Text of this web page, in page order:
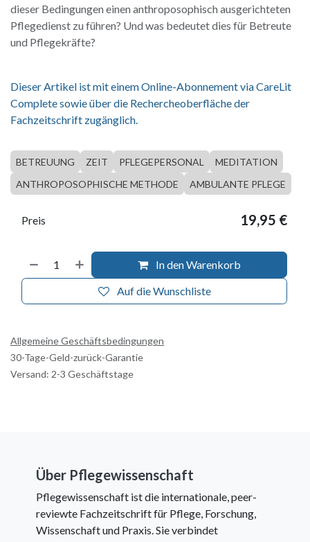
dieser Bedingungen einen anthroposophisch ausgerichteten
Pflegedienst zu führen? Und was bedeutet dies für Betreute
und Pflegekräfte?
Dieser Artikel ist mit einem Online-Abonnement via CareLit
Complete sowie über die Rechercheoberfläche der
Fachzeitschrift zugänglich.
BETREUUNG ZEIT PFLEGEPERSONAL
MEDITATION
ANTHROPOSOPHISCHE METHODE
AMBULANTE PFLEGE
In den Warenkorb
Auf die Wunschliste
Preis 19,95 €
Allgemeine Geschäftsbedingungen
30-Tage-Geld-zurück-Garantie
Versand: 2-3 Geschäftstage
Über Pflegewissenschaft
Pflegewissenschaft ist die internationale, peer-
reviewte Fachzeitschrift für Pflege, Forschung,
Wissenschaft und Praxis. Sie verbindet